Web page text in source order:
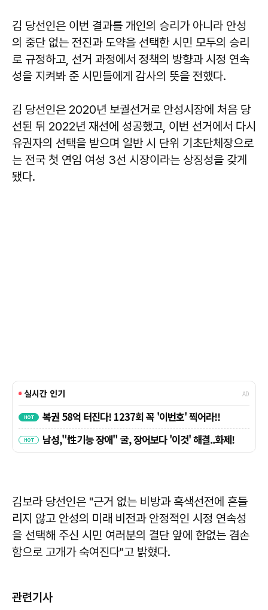
김 당선인은 이번 결과를 개인의 승리가 아니라 안성
의 중단 없는 전진과 도약을 선택한 시민 모두의 승리
로 규정하고, 선거 과정에서 정책의 방향과 시정 연속
성을 지켜봐 준 시민들에게 감사의 뜻을 전했다.
김 당선인은 2020년 보궐선거로 안성시장에 처음 당
선된 뒤 2022년 재선에 성공했고, 이번 선거에서 다시
유권자의 선택을 받으며 일반 시 단위 기초단체장으로
는 전국 첫 연임 여성 3선 시장이라는 상징성을 갖게
됐다.
김보라 당선인은 "근거 없는 비방과 흑색선전에 흔들
리지 않고 안성의 미래 비전과 안정적인 시정 연속성
을 선택해 주신 시민 여러분의 결단 앞에 한없는 겸손
함으로 고개가 숙여진다"고 밝혔다.
관련기사